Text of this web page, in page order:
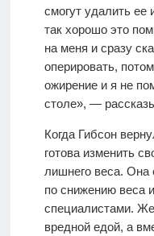
смогут удалить ее
так хорошо это
на меня и сразу
оперировать,
ожирение и я не
столе», —
Когда Гибсон
готова изменить
лишнего веса. Она
по снижению веса
специалистами.
вредной едой, а